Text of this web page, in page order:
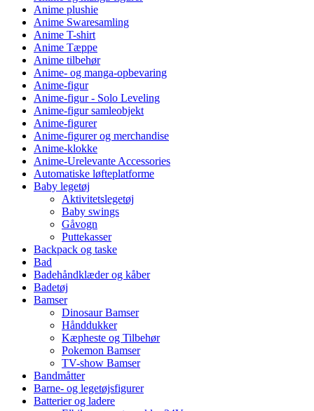
Anime plushie
Anime Swaresamling
Anime T-shirt
Anime Tæppe
Anime tilbehør
Anime- og manga-opbevaring
Anime-figur
Anime-figur - Solo Leveling
Anime-figur samleobjekt
Anime-figurer
Anime-figurer og merchandise
Anime-klokke
Anime-Urelevante Accessories
Automatiske løfteplatforme
Baby legetøj
Aktivitetslegetøj
Baby swings
Gåvogn
Puttekasser
Backpack og taske
Bad
Badehåndklæder og kåber
Badetøj
Bamser
Dinosaur Bamser
Hånddukker
Kæpheste og Tilbehør
Pokemon Bamser
TV-show Bamser
Bandmåtter
Barne- og legetøjsfigurer
Batterier og ladere